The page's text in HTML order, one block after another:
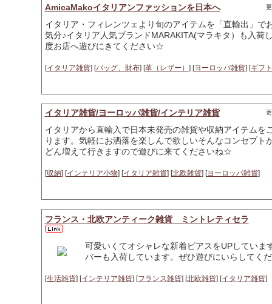
AmicaMakoイタリアンファッションを日本へ
イタリア・フィレンツェより旬のアイテムを「直輸出」
気分♪イタリア人気ブランドMARAKITA(マラキタ）も入荷
度お店へ遊びにきてください☆
[イタリア雑貨] [バッグ、財布] [革（レザー） ] [ヨーロッパ雑貨] [ギフト
イタリア雑貨/ヨーロッパ雑貨/インテリア雑貨
イタリアから直輸入で日本未発売の雑貨や収納アイテム
ります。気軽にお洒落を楽しんで欲しいそんなコンセプ
どん増えて行きますので遊びに来てくださいね☆
[収納] [インテリア小物] [イタリア雑貨] [北欧雑貨] [ヨーロッパ雑貨]
フランス・北欧アンティーク雑貨 ミントレティセラ
可愛いくてオシャレな新着ピアスをUPしてい
バーも入荷しています。ぜひ遊びにいらしてく
[生活雑貨] [インテリア雑貨] [フランス雑貨] [北欧雑貨] [イタリア雑貨]